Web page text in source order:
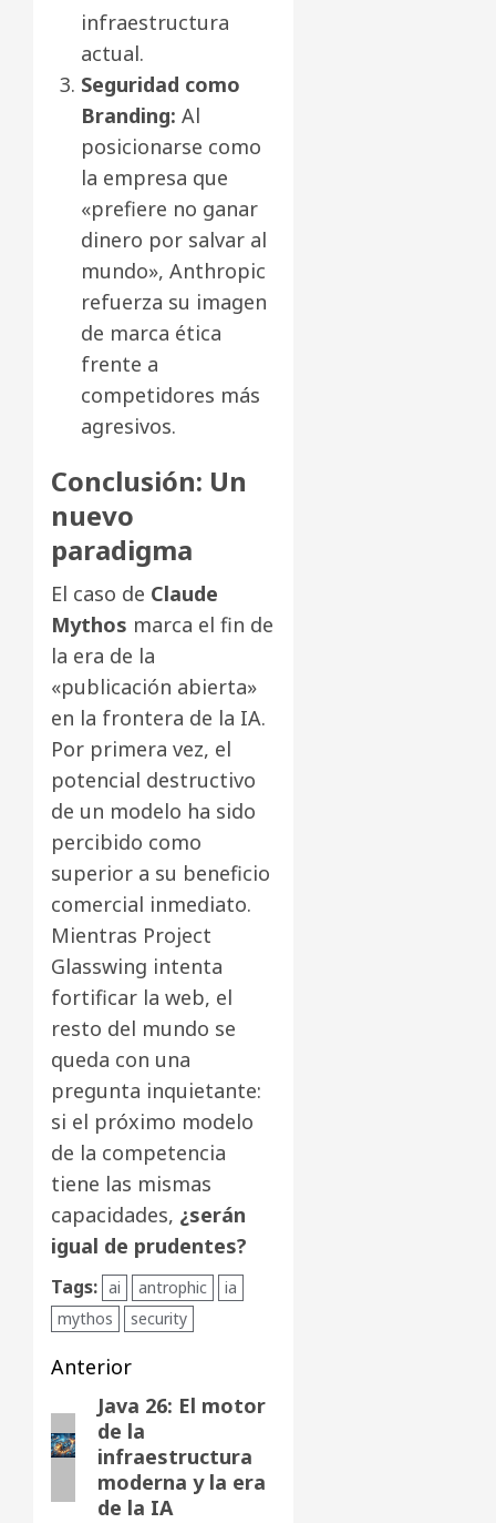
infraestructura
actual.
Seguridad como
Branding: Al
posicionarse como
la empresa que
«prefiere no ganar
dinero por salvar al
mundo», Anthropic
refuerza su imagen
de marca ética
frente a
competidores más
agresivos.
Conclusión: Un
nuevo
paradigma
El caso de Claude
Mythos marca el fin de
la era de la
«publicación abierta»
en la frontera de la IA.
Por primera vez, el
potencial destructivo
de un modelo ha sido
percibido como
superior a su beneficio
comercial inmediato.
Mientras Project
Glasswing intenta
fortificar la web, el
resto del mundo se
queda con una
pregunta inquietante:
si el próximo modelo
de la competencia
tiene las mismas
capacidades, ¿serán
igual de prudentes?
Tags: ai antrophic
ia
mythos
security
Navegación
de
entradas
Anterior
Entrada
anterior:
Java 26: El motor
de la
infraestructura
moderna y la era
de la IA